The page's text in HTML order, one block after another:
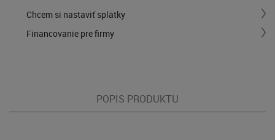
Chcem si nastaviť splátky
Financovanie pre firmy
POPIS PRODUKTU